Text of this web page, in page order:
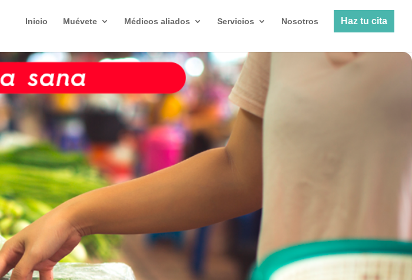
Inicio Muévete Médicos aliados Servicios Nosotros Haz tu cita